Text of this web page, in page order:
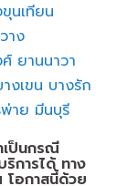
นเทียน
าง
ยานนาวา
งเขน บางรัก
าย มีนบุรี
เป็นกรณี
ริการได้ ทาง
อกาสนี้ด้วย